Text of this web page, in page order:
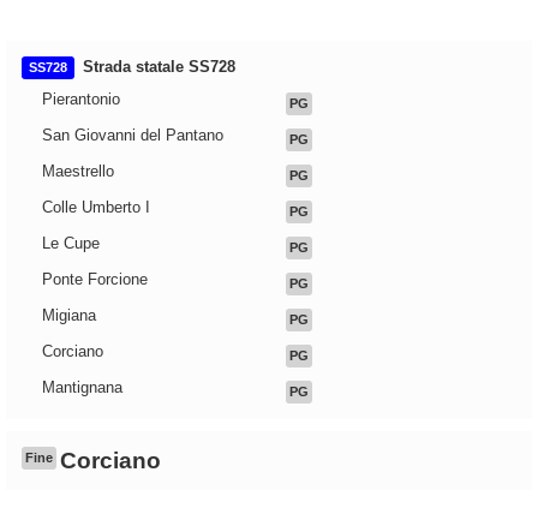
SS728
Strada statale SS728
Pierantonio
PG
San Giovanni del Pantano PG
Maestrello PG
Colle Umberto I PG
Le Cupe PG
Ponte Forcione PG
Migiana PG
Corciano PG
Mantignana PG
Fine Corciano